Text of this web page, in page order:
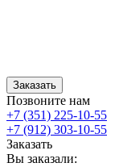
Заказать
Позвоните нам
+7 (351) 225-10-55
+7 (912) 303-10-55
Заказать
Вы заказали: